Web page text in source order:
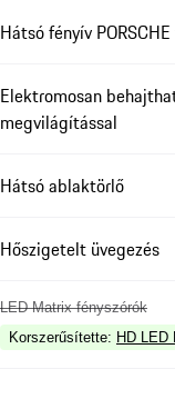
Hátsó fényív
Elektromosan
megvilágítással
Hátsó ablaktörlő
Hőszigetelt üvegezés
LED Matrix fényszórók
Korszerűsítette: HD LED